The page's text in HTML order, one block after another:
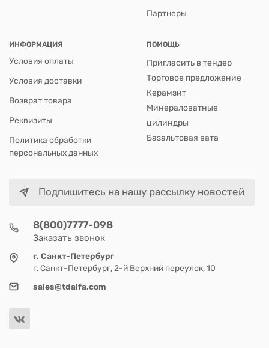
Партнеры
ИНФОРМАЦИЯ
Условия оплаты
Условия доставки
Возврат товара
Реквизиты
Политика обработки
персональных данных
ПОМОЩЬ
Пригласить в тендер
Торговое предложение
Керамзит
Минераловатные
цилиндры
Базальтовая вата
Подпишитесь на нашу рассылку новостей
8(800)7777-098
Заказать звонок
г. Санкт-Петербург
г. Санкт-Петербург, 2-й Верхний переулок, 10
sales@tdalfa.com